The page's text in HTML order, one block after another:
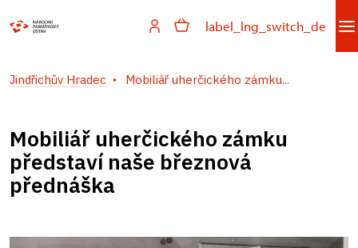
label_lng_switch_de
Jindřichův Hradec Mobiliář uherčického zámku...
Mobiliář uherčického zámku
představí naše březnová
přednáška